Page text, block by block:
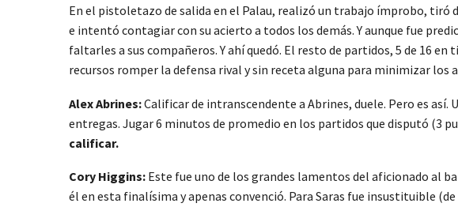
En el pistoletazo de salida en el Palau, realizó un trabajo ímprobo, tiró
e intentó contagiar con su acierto a todos los demás. Y aunque fue
faltarles a sus compañeros. Y ahí quedó. El resto de partidos, 5 de 16
recursos romper la defensa rival y sin receta alguna para minimizar
Alex Abrines:Calificar de intranscendente a Abrines, duele. Pero es
entregas. Jugar 6 minutos de promedio en los partidos que disputó (3
calificar.
Cory Higgins: Este fue uno de los grandes lamentos del aficionado al
él en esta finalísima y apenas convenció. Para Saras fue insustituible